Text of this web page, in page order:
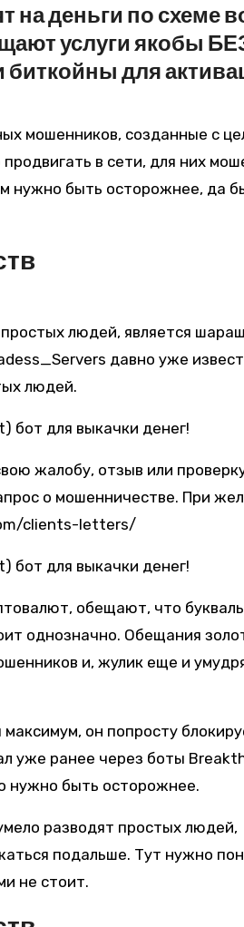
деньги по схеме
услуги якобы
для
мошенников, созданные с
в сети, для них
нужно быть осторожнее, да
людей, является
давно уже
людей.
жалобу, отзыв или
о мошенничестве. При
clients-letters/
обещают, что
однозначно. Обещания
и, жулик еще и
он попросту
уже ранее через боты
нужно быть осторожнее.
разводят простых людей,
подальше. Тут нужно
не стоит.